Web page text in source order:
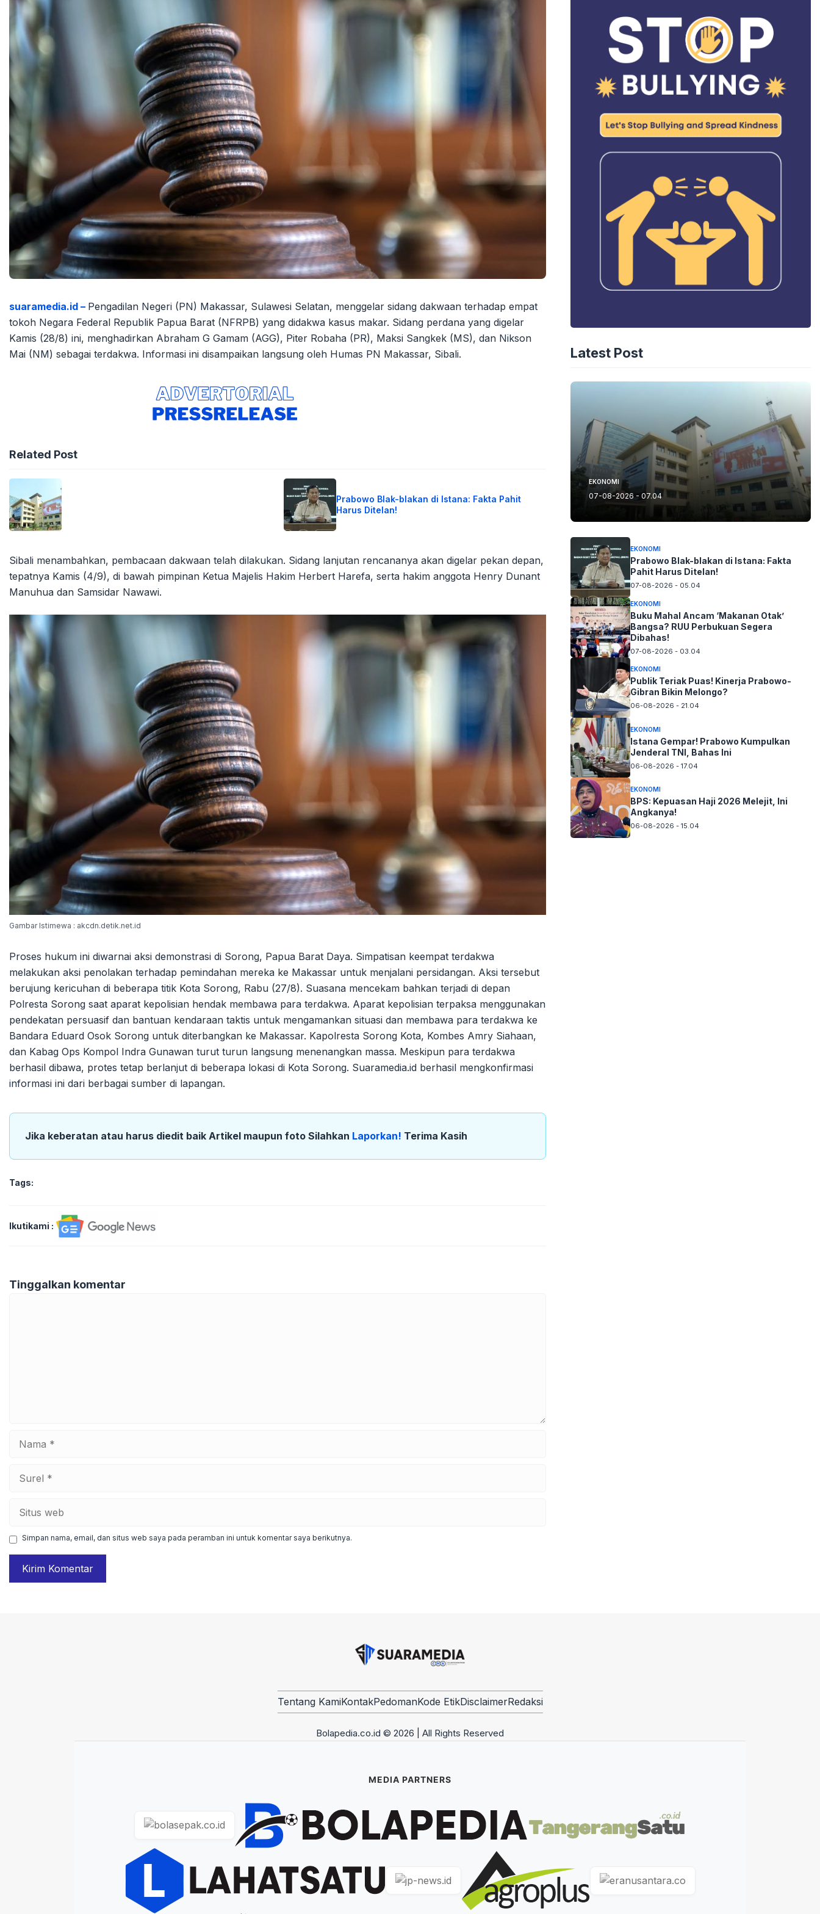
suaramedia.id – Pengadilan Negeri (PN) Makassar, Sulawesi Selatan, menggelar sidang dakwaan terhadap empat
tokoh Negara Federal Republik Papua Barat (NFRPB) yang didakwa kasus makar. Sidang perdana yang digelar
Kamis (28/8) ini, menghadirkan Abraham G Gamam (AGG), Piter Robaha (PR), Maksi Sangkek (MS), dan Nikson
Mai (NM) sebagai terdakwa. Informasi ini disampaikan langsung oleh Humas PN Makassar, Sibali.
Related Post
Prabowo Blak-blakan di Istana: Fakta Pahit
Harus Ditelan!
Sibali menambahkan, pembacaan dakwaan telah dilakukan. Sidang lanjutan rencananya akan digelar pekan depan,
tepatnya Kamis (4/9), di bawah pimpinan Ketua Majelis Hakim Herbert Harefa, serta hakim anggota Henry Dunant
Manuhua dan Samsidar Nawawi.
Gambar Istimewa : akcdn.detik.net.id
Proses hukum ini diwarnai aksi demonstrasi di Sorong, Papua Barat Daya. Simpatisan keempat terdakwa
melakukan aksi penolakan terhadap pemindahan mereka ke Makassar untuk menjalani persidangan. Aksi tersebut
berujung kericuhan di beberapa titik Kota Sorong, Rabu (27/8). Suasana mencekam bahkan terjadi di depan
Polresta Sorong saat aparat kepolisian hendak membawa para terdakwa. Aparat kepolisian terpaksa menggunakan
pendekatan persuasif dan bantuan kendaraan taktis untuk mengamankan situasi dan membawa para terdakwa ke
Bandara Eduard Osok Sorong untuk diterbangkan ke Makassar. Kapolresta Sorong Kota, Kombes Amry Siahaan,
dan Kabag Ops Kompol Indra Gunawan turut turun langsung menenangkan massa. Meskipun para terdakwa
berhasil dibawa, protes tetap berlanjut di beberapa lokasi di Kota Sorong. Suaramedia.id berhasil mengkonfirmasi
informasi ini dari berbagai sumber di lapangan.
Jika keberatan atau harus diedit baik Artikel maupun foto Silahkan Laporkan! Terima Kasih
Tags:
Ikutikami :
Tinggalkan komentar
web
Simpan nama, email, dan situs web saya pada peramban ini untuk komentar saya berikutnya.
Latest Post
EKONOMI
07-08-2026 - 07.04
EKONOMI
Prabowo Blak-blakan di Istana: Fakta
Pahit Harus Ditelan!
07-08-2026 - 05.04
EKONOMI
Buku Mahal Ancam ‘Makanan Otak’
Bangsa? RUU Perbukuan Segera
Dibahas!
07-08-2026 - 03.04
EKONOMI
Publik Teriak Puas! Kinerja Prabowo-
Gibran Bikin Melongo?
06-08-2026 - 21.04
EKONOMI
Istana Gempar! Prabowo Kumpulkan
Jenderal TNI, Bahas Ini
06-08-2026 - 17.04
EKONOMI
BPS: Kepuasan Haji 2026 Melejit, Ini
Angkanya!
06-08-2026 - 15.04
Tentang KamiKontakPedomanKode EtikDisclaimerRedaksi
Bolapedia.co.id © 2026 | All Rights Reserved
MEDIA PARTNERS